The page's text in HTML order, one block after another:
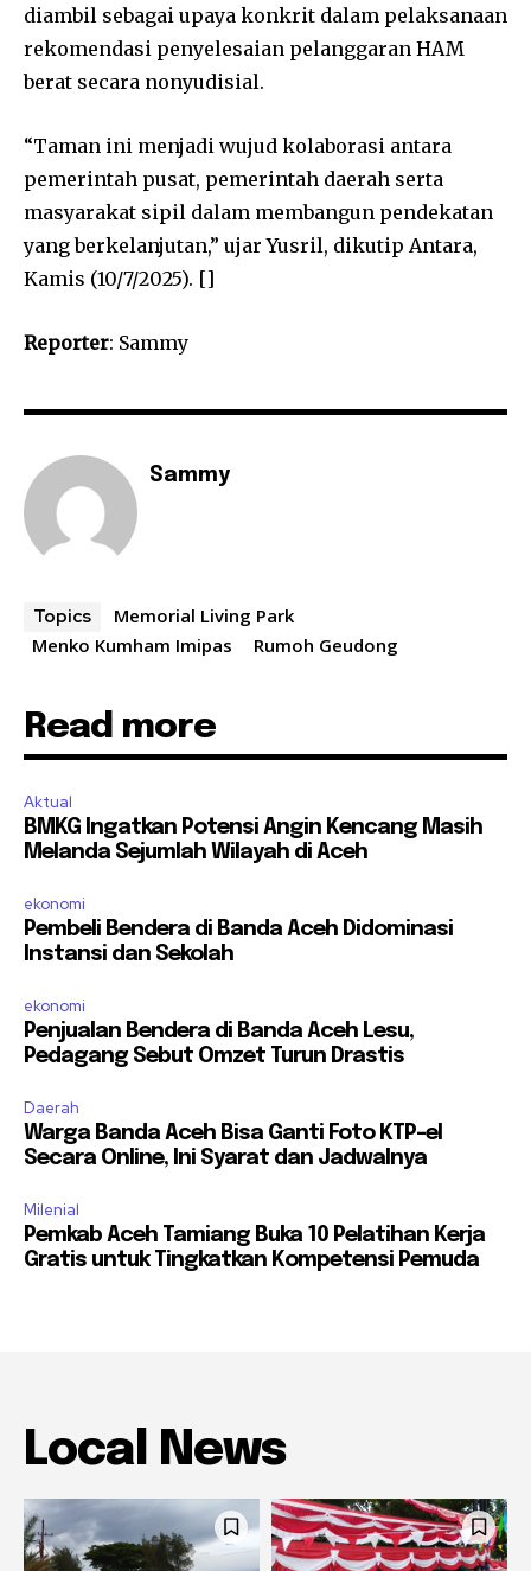
diambil sebagai upaya konkrit dalam pelaksanaan
rekomendasi penyelesaian pelanggaran HAM
berat secara nonyudisial.
“Taman ini menjadi wujud kolaborasi antara
pemerintah pusat, pemerintah daerah serta
masyarakat sipil dalam membangun pendekatan
yang berkelanjutan,” ujar Yusril, dikutip Antara,
Kamis (10/7/2025). []
Reporter: Sammy
Sammy
Topics
Memorial Living Park
Menko Kumham Imipas
Rumoh Geudong
Read more
Aktual
BMKG Ingatkan Potensi Angin Kencang Masih
Melanda Sejumlah Wilayah di Aceh
ekonomi
Pembeli Bendera di Banda Aceh Didominasi
Instansi dan Sekolah
ekonomi
Penjualan Bendera di Banda Aceh Lesu,
Pedagang Sebut Omzet Turun Drastis
Daerah
Warga Banda Aceh Bisa Ganti Foto KTP-el
Secara Online, Ini Syarat dan Jadwalnya
Milenial
Pemkab Aceh Tamiang Buka 10 Pelatihan Kerja
Gratis untuk Tingkatkan Kompetensi Pemuda
Local News